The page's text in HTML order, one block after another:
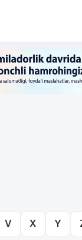
V X Y